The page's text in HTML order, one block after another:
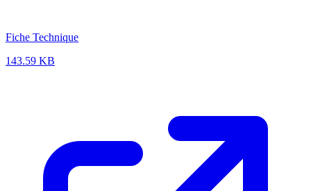
Fiche Technique
143.59 KB